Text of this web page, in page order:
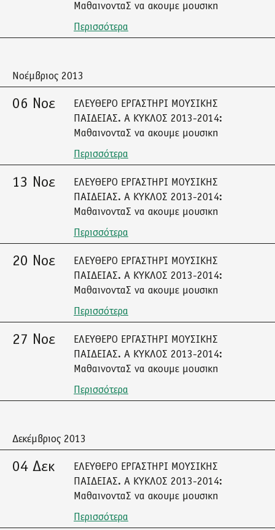
ΜαθαινονταΣ να ακουμε μουσικη
Περισσότερα
Νοέμβριος 2013
06 Νοε
ΕΛΕΥΘΕΡΟ ΕΡΓΑΣΤΗΡΙ ΜΟΥΣΙΚΗΣ
ΠΑΙΔΕΙΑΣ. Α ΚΥΚΛΟΣ 2013-2014:
ΜαθαινονταΣ να ακουμε μουσικη
Περισσότερα
13 Νοε
ΕΛΕΥΘΕΡΟ ΕΡΓΑΣΤΗΡΙ ΜΟΥΣΙΚΗΣ
ΠΑΙΔΕΙΑΣ. Α ΚΥΚΛΟΣ 2013-2014:
ΜαθαινονταΣ να ακουμε μουσικη
Περισσότερα
20 Νοε
ΕΛΕΥΘΕΡΟ ΕΡΓΑΣΤΗΡΙ ΜΟΥΣΙΚΗΣ
ΠΑΙΔΕΙΑΣ. Α ΚΥΚΛΟΣ 2013-2014:
ΜαθαινονταΣ να ακουμε μουσικη
Περισσότερα
27 Νοε
ΕΛΕΥΘΕΡΟ ΕΡΓΑΣΤΗΡΙ ΜΟΥΣΙΚΗΣ
ΠΑΙΔΕΙΑΣ. Α ΚΥΚΛΟΣ 2013-2014:
ΜαθαινονταΣ να ακουμε μουσικη
Περισσότερα
Δεκέμβριος 2013
04 Δεκ
ΕΛΕΥΘΕΡΟ ΕΡΓΑΣΤΗΡΙ ΜΟΥΣΙΚΗΣ
ΠΑΙΔΕΙΑΣ. Α ΚΥΚΛΟΣ 2013-2014:
ΜαθαινονταΣ να ακουμε μουσικη
Περισσότερα